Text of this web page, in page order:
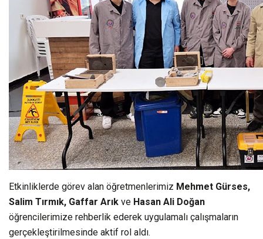
Etkinliklerde görev alan öğretmenlerimiz Mehmet Gürses,
Salim Tırmık, Gaffar Arık ve Hasan Ali Doğan
öğrencilerimize rehberlik ederek uygulamalı çalışmaların
gerçekleştirilmesinde aktif rol aldı.